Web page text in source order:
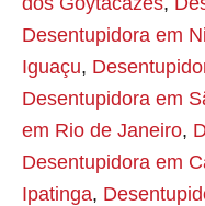
Desentupidora em
Iguaçu,
Desentupidora em
em Rio de Janeiro,
Desentupidora em
Ipatinga,